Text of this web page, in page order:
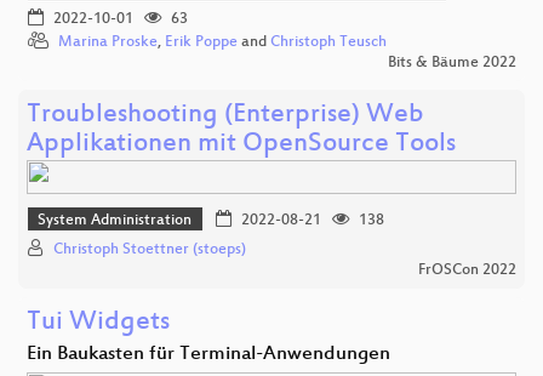
2022-10-01
63
Marina Proske, Erik Poppe and Christoph Teusch
Bits & Bäume 2022
Troubleshooting (Enterprise) Web
Applikationen mit OpenSource Tools
System Administration 2022-08-21
138
Christoph Stoettner (stoeps)
FrOSCon 2022
Tui Widgets
Ein Baukasten für Terminal-Anwendungen